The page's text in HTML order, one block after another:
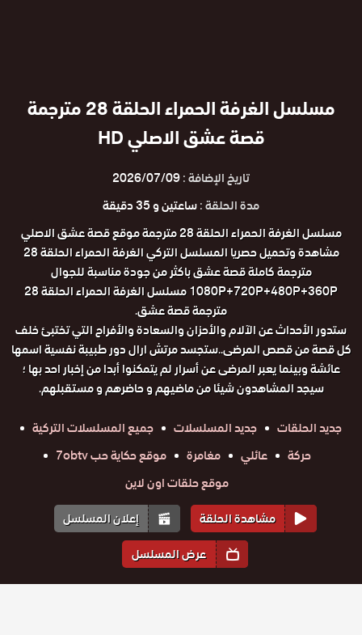
مسلسل الغرفة الحمراء الحلقة 28 مترجمة
قصة عشق الاصلي HD
تاريخ الإضافة :2026/07/09
مدة الحلقة :ساعتين و 35 دقيقة
مسلسل الغرفة الحمراء الحلقة 28 مترجمة موقع قصة عشق الاصلي
مشاهدة وتحميل حصريا المسلسل التركي الغرفة الحمراء الحلقة 28
مترجمة كاملة قصة عشق باكثر من جودة مناسبة للجوال
1080P+720P+480P+360P مسلسل الغرفة الحمراء الحلقة 28
مترجمة قصة عشق.
ستدور الأحداث عن الآلام والأحزان والسعادة والأفراح التي تختبئ خلف
كل قصة من قصص المرضى..ستجسد مرتش ارال دور طبيبة نفسية اسمها
عائشة وبينما يعبر المرضى عن أسرار لم يتمكنوا أبدا من إخبار احد بها ؛
سيجد المشاهدون شيئا من ماضيهم و حاضرهم و مستقبلهم.
جديد الحلقات
جديد المسلسلات
جميع المسلسلات التركية
حركة
عائلي مغامرة
موقع حكاية حب 7obtv
موقع حلقات اون لاين
مشاهدة الحلقة
إعلان المسلسل
عرض المسلسل